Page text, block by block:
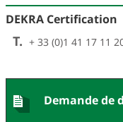
DEKRA Certification
T. + 33 (0)1 41 17 11
Demande de